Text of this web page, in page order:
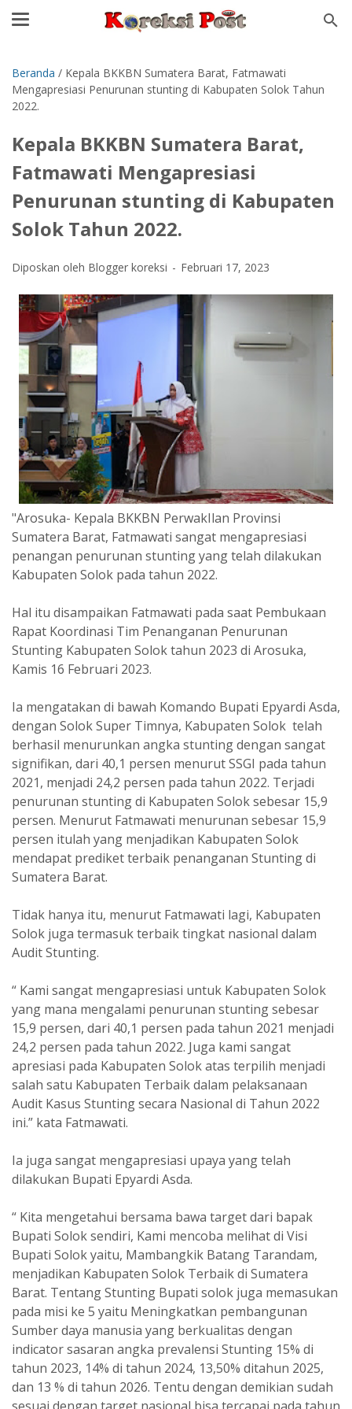
Beranda / Kepala BKKBN Sumatera Barat, Fatmawati
Mengapresiasi Penurunan stunting di Kabupaten Solok Tahun
2022.
Kepala BKKBN Sumatera Barat,
Fatmawati Mengapresiasi
Penurunan stunting di Kabupaten
Solok Tahun 2022.
Diposkan oleh Blogger koreksi Februari 17, 2023
"Arosuka- Kepala BKKBN PerwakIlan Provinsi
Sumatera Barat, Fatmawati sangat mengapresiasi
penangan penurunan stunting yang telah dilakukan
Kabupaten Solok pada tahun 2022.
Hal itu disampaikan Fatmawati pada saat Pembukaan
Rapat Koordinasi Tim Penanganan Penurunan
Stunting Kabupaten Solok tahun 2023 di Arosuka,
Kamis 16 Februari 2023.
Ia mengatakan di bawah Komando Bupati Epyardi Asda,
dengan Solok Super Timnya, Kabupaten Solok telah
berhasil menurunkan angka stunting dengan sangat
signifikan, dari 40,1 persen menurut SSGI pada tahun
2021, menjadi 24,2 persen pada tahun 2022. Terjadi
penurunan stunting di Kabupaten Solok sebesar 15,9
persen. Menurut Fatmawati menurunan sebesar 15,9
persen itulah yang menjadikan Kabupaten Solok
mendapat prediket terbaik penanganan Stunting di
Sumatera Barat.
Tidak hanya itu, menurut Fatmawati lagi, Kabupaten
Solok juga termasuk terbaik tingkat nasional dalam
Audit Stunting.
“ Kami sangat mengapresiasi untuk Kabupaten Solok
yang mana mengalami penurunan stunting sebesar
15,9 persen, dari 40,1 persen pada tahun 2021 menjadi
24,2 persen pada tahun 2022. Juga kami sangat
apresiasi pada Kabupaten Solok atas terpilih menjadi
salah satu Kabupaten Terbaik dalam pelaksanaan
Audit Kasus Stunting secara Nasional di Tahun 2022
ini.” kata Fatmawati.
Ia juga sangat mengapresiasi upaya yang telah
dilakukan Bupati Epyardi Asda.
“ Kita mengetahui bersama bawa target dari bapak
Bupati Solok sendiri, Kami mencoba melihat di Visi
Bupati Solok yaitu, Mambangkik Batang Tarandam,
menjadikan Kabupaten Solok Terbaik di Sumatera
Barat. Tentang Stunting Bupati solok juga memasukan
pada misi ke 5 yaitu Meningkatkan pembangunan
Sumber daya manusia yang berkualitas dengan
indicator sasaran angka prevalensi Stunting 15% di
tahun 2023, 14% di tahun 2024, 13,50% ditahun 2025,
dan 13 % di tahun 2026. Tentu dengan demikian sudah